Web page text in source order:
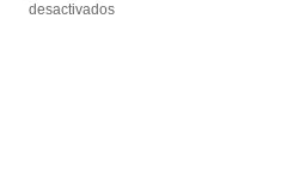
desactivadosen
desactivadosen